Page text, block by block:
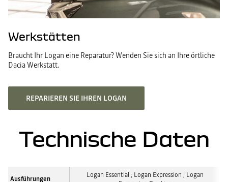
Werkstätten
Braucht Ihr Logan eine Reparatur? Wenden Sie sich an Ihre örtliche
Dacia Werkstatt.
REPARIEREN SIE IHREN LOGAN
Technische Daten
Ausführungen
Logan Essential ; Logan Expression ; Logan